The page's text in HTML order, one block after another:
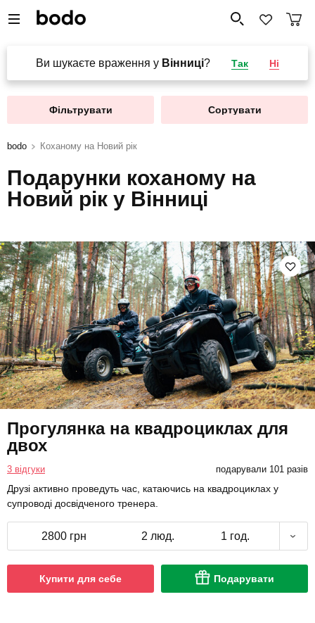
Ви шукаєте враження у Вінниці? Так Ні
Фільтрувати Сортувати
bodo Коханому на Новий рік
Подарунки коханому на
Новий рік у Вінниці
Прогулянка на квадроциклах для
двох
3 відгуки подарували 101 разів
Друзі активно проведуть час, катаючись на квадроциклах у
супроводі досвідченого тренера.
2800 грн 2 люд. 1 год.
Купити для себе Подарувати